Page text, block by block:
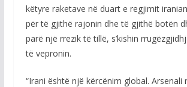
këtyre raketave në duart e regjimit
për të gjithë rajonin dhe të gjithë botën
parë një rrezik të tillë, s’kishin
të vepronin.
“Irani është një kërcënim global. Arsenali